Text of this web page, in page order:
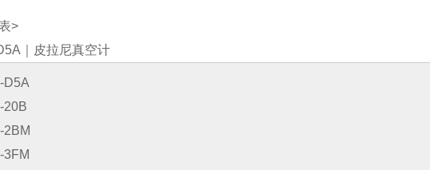
>
｜皮拉尼真空计
D5A
20B
2BM
3FM